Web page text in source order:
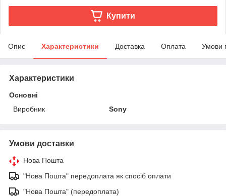
Купити
Опис Характеристики Доставка Оплата Умови
Характеристики
Основні
Виробник
Sony
Умови доставки
Нова Пошта
"Нова Пошта" передоплата як спосіб оплати
"Нова Пошта" (передоплата)